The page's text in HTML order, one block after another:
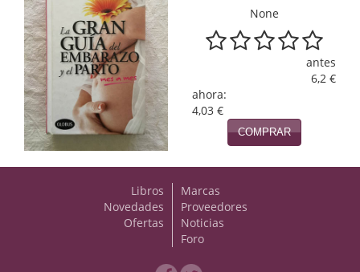
Música
Naturaleza
Novela Extranjera
Novela fantástica
Novela histórica
None
antes
6,2 €
ahora:
4,03 €
COMPRAR
Libros
Novedades
Ofertas
Marcas
Proveedores
Noticias
Foro